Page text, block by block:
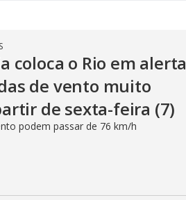
coloca o Rio em alerta
de vento muito
de sexta-feira (7)
podem passar de 76 km/h